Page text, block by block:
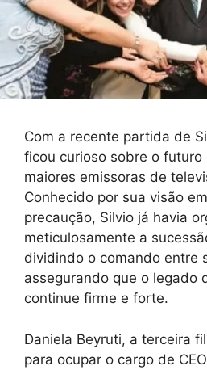
Com a recente partida de
ficou curioso sobre o futuro
maiores emissoras de
Conhecido por sua visão
precaução, Silvio já havia
meticulosamente a
dividindo o comando entre
assegurando que o legado
continue firme e forte.
Daniela Beyruti, a terceira
para ocupar o cargo de